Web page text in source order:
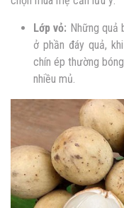
Lớp vỏ: Những quả
ở phần đáy quả,
chín ép thường
nhiều mủ.